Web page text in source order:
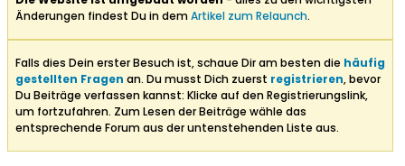
Änderungen findest Du in demArtikel zum Relaunch.
Falls dies Dein erster Besuch ist, schaue Dir am besten die häufig
gestellten Fragen an. Du musst Dich zuerst registrieren, bevor
Du Beiträge verfassen kannst: Klicke auf den Registrierungslink,
um fortzufahren. Zum Lesen der Beiträge wähle das
entsprechende Forum aus der untenstehenden Liste aus.